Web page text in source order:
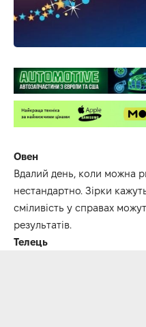
Овен
Вдалий день, коли можна
нестандартно. Зірки
сміливість у справах
результатів.
Телець